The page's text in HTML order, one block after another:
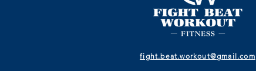
fight.beat.workout@gmail.com